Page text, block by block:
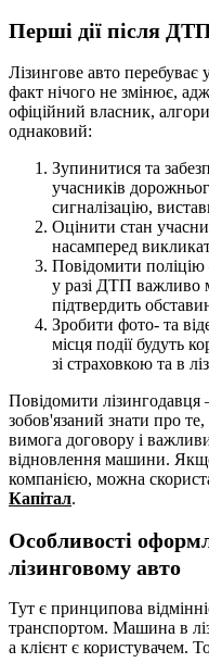
Перші дії після
Лізингове авто перебуває
факт нічого не змінює,
офіційний власник,
однаковий:
Зупинитися та
учасників
сигналізацію,
Оцінити стан
насамперед
Повідомити
у разі ДТП важливо
підтвердить
Зробити фото- та
місця події будуть
зі страховкою та в
Повідомити
зобов'язаний знати про те,
вимога договору і
відновлення машини.
компанією, можна
Капітал.
Особливості
лізинговому авто
Тут є принципова
транспортом. Машина в
а клієнт є користувачем.